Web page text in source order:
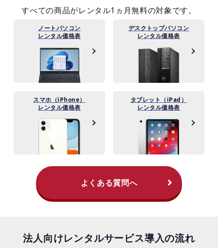
すべての商品がレンタル1ヵ月無料の対象です。
ノートパソコン
レンタル価格表
デスクトップパソコン
レンタル価格表
スマホ（iPhone）
レンタル価格表
タブレット（iPad）
レンタル価格表
よくある質問へ
法人向けレンタルサービス導入の流れ